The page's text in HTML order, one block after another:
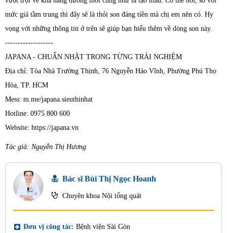
mức giá tầm trung thì đây sẽ là thỏi son đáng tiền mà chị em nên có. Hy
vọng với những thông tin ở trên sẽ giúp bạn hiểu thêm về dòng son này.
-------------------
JAPANA - CHUẨN NHẬT TRONG TỪNG TRẢI NGHIỆM
Địa chỉ: Tòa Nhà Trường Thịnh, 76 Nguyễn Háo Vĩnh, Phường Phú Thọ
Hòa, TP. HCM
Mess: m.me/japana.sieuthinhat
Hotline: 0975 800 600
Website: https://japana.vn
Tác giả: Nguyễn Thị Hương
Bác sĩ Bùi Thị Ngọc Hoanh
Chuyên khoa Nội tổng quát
local_hospital Đơn vị công tác: Bệnh viện Sài Gòn